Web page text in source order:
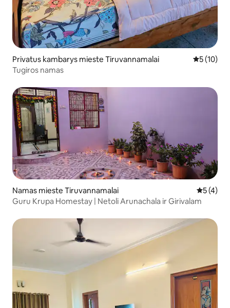
Privatus kambarys mieste Tiruvannamalai Vidutinis
5 (10)
Tugiros namas
Namas mieste Tiruvannamalai Vidutinis
5 (4)
Guru Krupa Homestay | Netoli Arunachala ir Girivalam